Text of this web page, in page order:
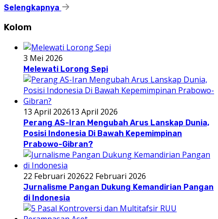
Selengkapnya
Kolom
3 Mei 2026
Melewati Lorong Sepi
13 April 202613 April 2026
Perang AS-Iran Mengubah Arus Lanskap Dunia,
Posisi Indonesia Di Bawah Kepemimpinan
Prabowo-Gibran?
22 Februari 202622 Februari 2026
Jurnalisme Pangan Dukung Kemandirian Pangan
di Indonesia